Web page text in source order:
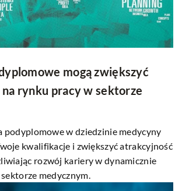
mogą zwiększyć
na rynku pracy w sektorze
podyplomowe w dziedzinie medycyny
kwalifikacje i zwiększyć atrakcyjność
rozwój kariery w dynamicznie
medycznym.